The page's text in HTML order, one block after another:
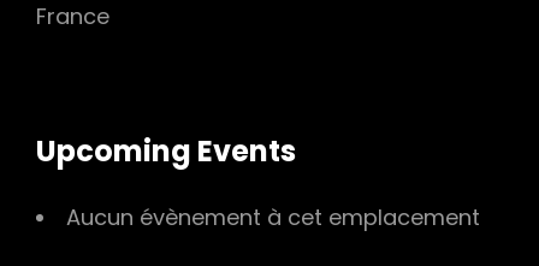
France
Upcoming Events
Aucun évènement à cet emplacement